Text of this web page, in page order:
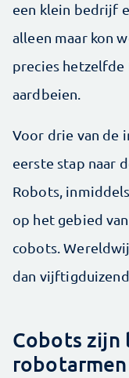
een klein bedrijf
alleen maar kon
precies
aardbeien.
Voor drie van de
eerste stap naar
Robots,
op het gebied
cobots.
dan
Cobots
robotarmen